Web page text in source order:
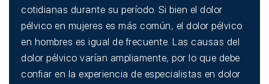
cotidianas durante su período. Si bien el dolor
pélvico en mujeres es más común, el dolor pélvico
en hombres es igual de frecuente. Las causas del
dolor pélvico varían ampliamente, por lo que debe
confiar en la experiencia de especialistas en dolor